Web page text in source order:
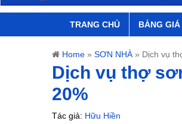
TRANG CHỦ BẢNG GIÁ
Home » SƠN NHÀ » Dịch vụ
Dịch vụ thợ
20%
Tác giả: Hữu Hiền